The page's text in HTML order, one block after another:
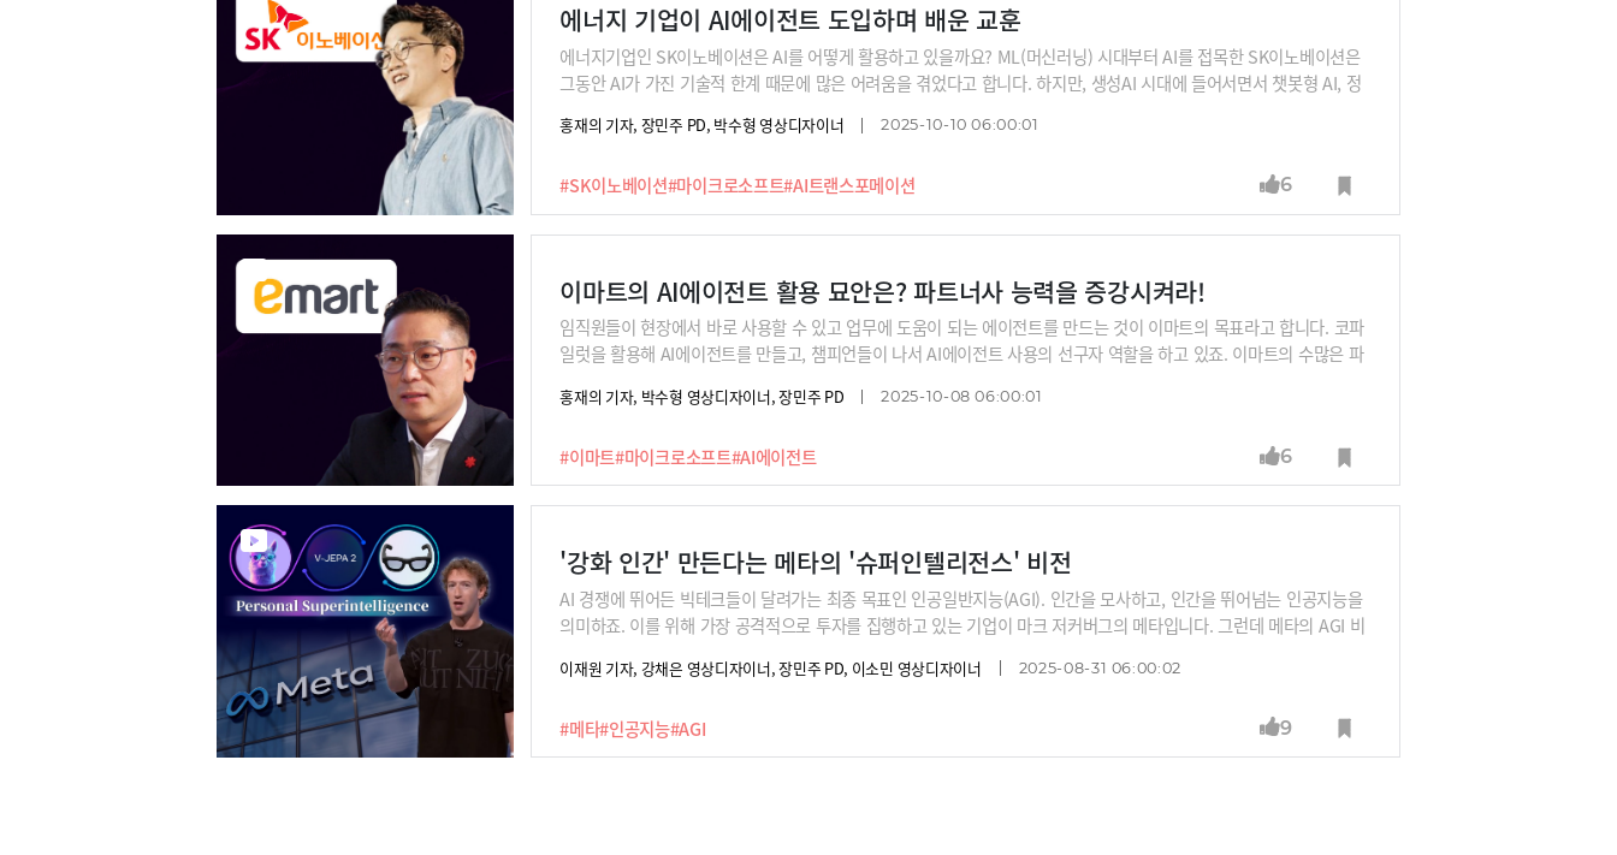
에너지 기업이 AI에이전트 도입하며 배운 교훈
#SK이노베이션#마이크로소프트#AI트랜스포메이션
에너지기업인 SK이노베이션은 AI를 어떻게 활용하고 있을까요? ML(머신러닝) 시대부터 AI를 접목한 SK이노베이션은
그동안 AI가 가진 기술적 한계 때문에 많은 어려움을 겪었다고 합니다. 하지만, 생성AI 시대에 들어서면서 챗봇형 AI, 정
전틱 AI 시스템을 안착시켰다고 합니다. 앞으로는 자율적 지능형 AI 활용을 목표로 한다고 하는데요, 이정훈 팀장으로부
홍재의 기자, 장민주 PD, 박수형 영상디자이너 2025-10-10 06:00:01
6
이마트의 AI에이전트 활용 묘안은? 파트너사 능력을 증강시켜라!
#이마트#마이크로소프트#AI에이전트
임직원들이 현장에서 바로 사용할 수 있고 업무에 도움이 되는 에이전트를 만드는 것이 이마트의 목표라고 합니다. 코파
일럿을 활용해 AI에이전트를 만들고, 챔피언들이 나서 AI에이전트 사용의 선구자 역할을 하고 있죠. 이마트의 수많은 파
트너사들에게까지 AI에이전트 서비스를 확장한 것이죠. 이마트가 그간 AI에이전트를 설계하고 도입하고, 사용하는 과정
홍재의 기자, 박수형 영상디자이너, 장민주 PD 2025-10-08 06:00:01
6
'강화 인간' 만든다는 메타의 '슈퍼인텔리전스' 비전
#메타#인공지능#AGI
AI 경쟁에 뛰어든 빅테크들이 달려가는 최종 목표인 인공일반지능(AGI). 인간을 모사하고, 인간을 뛰어넘는 인공지능을
의미하죠. 이를 위해 가장 공격적으로 투자를 집행하고 있는 기업이 마크 저커버그의 메타입니다. 그런데 메타의 AGI 비
구보다 선명한 메타의 AGI 로드맵을 살펴봅니다.
이재원 기자, 강채은 영상디자이너, 장민주 PD, 이소민 영상디자이너 2025-08-31 06:00:02
9